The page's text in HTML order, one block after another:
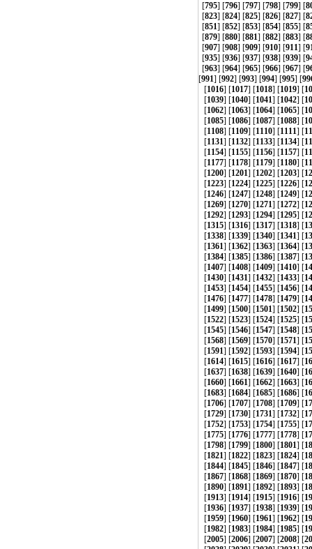
[795] [796] [797] [798] [799] [
[823] [824] [825] [826] [827] [
[851] [852] [853] [854] [855] [
[879] [880] [881] [882] [883] [
[907] [908] [909] [910] [911] [
[935] [936] [937] [938] [939] [
[963] [964] [965] [966] [967] [
[991] [992] [993] [994] [995] [
[1016] [1017] [1018] [1019] [
[1039] [1040] [1041] [1042] [
[1062] [1063] [1064] [1065] [
[1085] [1086] [1087] [1088] [
[1108] [1109] [1110] [1111] [
[1131] [1132] [1133] [1134] [
[1154] [1155] [1156] [1157] [
[1177] [1178] [1179] [1180] [
[1200] [1201] [1202] [1203] [
[1223] [1224] [1225] [1226] [
[1246] [1247] [1248] [1249] [
[1269] [1270] [1271] [1272] [
[1292] [1293] [1294] [1295] [
[1315] [1316] [1317] [1318] [
[1338] [1339] [1340] [1341] [
[1361] [1362] [1363] [1364] [
[1384] [1385] [1386] [1387] [
[1407] [1408] [1409] [1410] [
[1430] [1431] [1432] [1433] [
[1453] [1454] [1455] [1456] [
[1476] [1477] [1478] [1479] [
[1499] [1500] [1501] [1502] [
[1522] [1523] [1524] [1525] [
[1545] [1546] [1547] [1548] [
[1568] [1569] [1570] [1571] [
[1591] [1592] [1593] [1594] [
[1614] [1615] [1616] [1617] [
[1637] [1638] [1639] [1640] [
[1660] [1661] [1662] [1663] [
[1683] [1684] [1685] [1686] [
[1706] [1707] [1708] [1709] [
[1729] [1730] [1731] [1732] [
[1752] [1753] [1754] [1755] [
[1775] [1776] [1777] [1778] [
[1798] [1799] [1800] [1801] [
[1821] [1822] [1823] [1824] [
[1844] [1845] [1846] [1847] [
[1867] [1868] [1869] [1870] [
[1890] [1891] [1892] [1893] [
[1913] [1914] [1915] [1916] [
[1936] [1937] [1938] [1939] [
[1959] [1960] [1961] [1962] [
[1982] [1983] [1984] [1985] [
[2005] [2006] [2007] [2008] [